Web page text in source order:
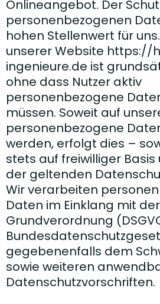
Onlineangebot. Der
personenbezogenen
hohen Stellenwert für
unserer Website
ingenieure.de ist
ohne dass Nutzer aktiv
personenbezogene
müssen. Soweit auf
personenbezogene
werden, erfolgt dies –
stets auf freiwilliger
der geltenden
Wir verarbeiten
Daten im Einklang mit
Grundverordnung
gegebenenfalls dem
sowie weiteren
Datenschutzvorschriften.